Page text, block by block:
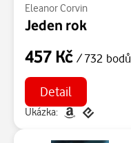
Eleanor Corvin
Jeden rok
457 Kč / 732 bodů
Detail
Ukázka: